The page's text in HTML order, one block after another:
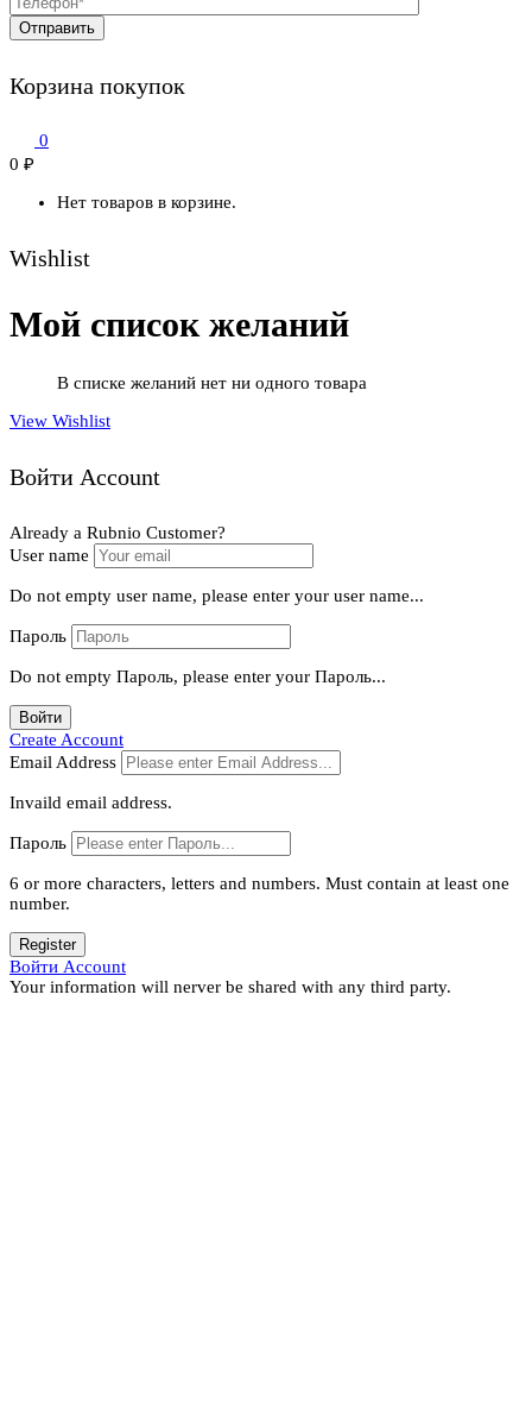
Корзина покупок
0
0 ₽
Нет товаров в корзине.
Wishlist
Мой список желаний
В списке желаний нет ни одного товара
View Wishlist
Войти Account
Already a Rubnio Customer?
User name
Do not empty user name, please enter your user name...
Пароль
Do not empty Пароль, please enter your Пароль...
Войти
Create Account
Email Address
Invaild email address.
Пароль
6 or more characters, letters and numbers. Must contain at least one
number.
Register
Войти Account
Your information will nerver be shared with any third party.